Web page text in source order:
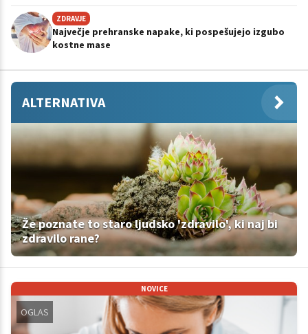
ZDRAVJE
Največje prehranske napake, ki pospešujejo izgubo
kostne mase
ALTERNATIVA
Že poznate to staro ljudsko 'zdravilo', ki naj bi
zdravilo rane?
NOVICE
OGLAS